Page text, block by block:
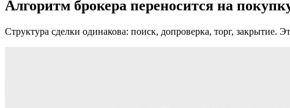
Алгоритм брокера переносится на
Структура сделки одинакова: поиск, допроверка, торг,